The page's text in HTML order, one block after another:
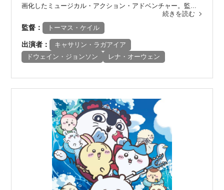
画化したミュージカル・アクション・アドベンチャー。監...
続きを読む
監督： トーマス・ケイル
出演者：
キャサリン・ラガアイア
ドウェイン・ジョンソン
レナ・オーウェン